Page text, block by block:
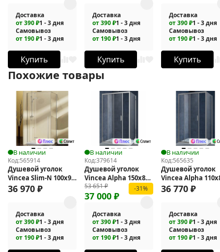
Доставка
от 390 ₽1 - 3 дня
Самовывоз
от 190 ₽1 - 3 дня
Купить
Доставка
от 390 ₽1 - 3 дня
Самовывоз
от 190 ₽1 - 3 дня
Купить
Доставка
от 390 ₽1 - 3 дня
Самовывоз
от 190 ₽1 - 3 дня
Купить
Похожие товары
В наличии
Код:565914
Душевой уголок
Vincea Slim-N 100x90
VSR-5SN9010CL
36 970 ₽
Доставка
от 390 ₽1 - 3 дня
Самовывоз
от 190 ₽1 - 3 дня
В наличии
Код:379614
Душевой уголок
Vincea Alpha 150x80
VSR-3AL8015CL
53 651₽
37 000 ₽
-31%
Доставка
от 390 ₽1 - 3 дня
Самовывоз
от 190 ₽1 - 3 дня
В наличии
Код:565635
Душевой уголок
Vincea Alpha
VSR-3AL8011CLGM
36 770 ₽
Доставка
от 390 ₽1 - 3 дня
Самовывоз
от 190 ₽1 - 3 дня